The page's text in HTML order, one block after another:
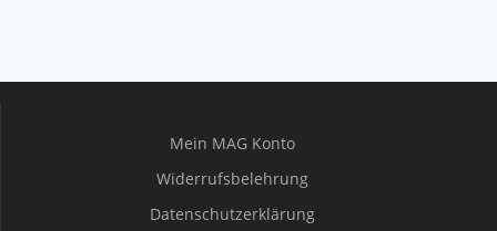
Mein MAG Konto
Widerrufsbelehrung
Datenschutzerklärung